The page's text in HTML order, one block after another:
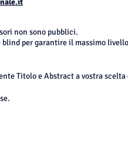
non sono pubblici.
per garantire il massimo
Titolo e Abstract a vostra